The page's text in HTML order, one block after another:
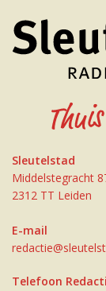
Sleutelstad
Middelstegracht
2312 TT Leiden
E-mail
Telefoon